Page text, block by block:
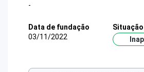
-
Data de fundação
03/11/2022